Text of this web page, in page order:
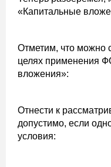
«Капитальные
Отметим, что можно
целях применения
вложения»:
Отнести к
допустимо, если
условия: